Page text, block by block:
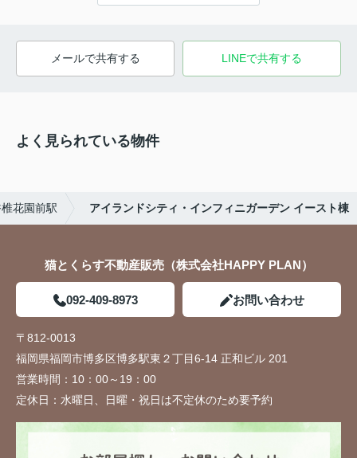
メールで共有する LINEで共有する
よく見られている物件
花園前駅 アイランドシティ・インフィニガーデン イースト棟
猫とくらす不動産販売（株式会社HAPPY PLAN）
092-409-8973 お問い合わせ
〒812-0013
福岡県福岡市博多区博多駅東２丁目6-14 正和ビル 201
営業時間： 10：00～19：00
定休日： 水曜日、日曜・祝日は不定休のため要予約